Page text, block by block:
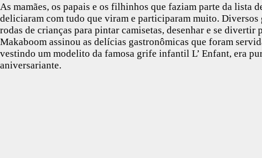
As mamães, os papais e os filhinhos que faziam parte da lista
deliciaram com tudo que viram e participaram muito. Diversos
rodas de crianças para pintar camisetas, desenhar e se divertir
Makaboom assinou as delícias gastronômicas que foram
vestindo um modelito da famosa grife infantil L’ Enfant, era
aniversariante.